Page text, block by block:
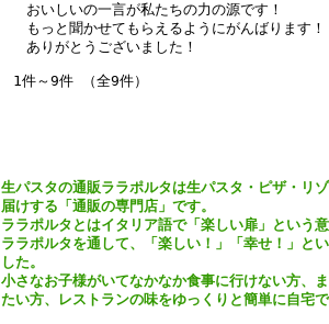
おいしいの一言が私たちの力の源です！
もっと聞かせてもらえるようにがんばります！
ありがとうございました！
1件～9件 （全9件）
生パスタの通販ララポルタは生パスタ・ピザ・リ
届けする「通販の専門店」です。
ララポルタとはイタリア語で「楽しい扉」という意
ララポルタを通して、「楽しい！」「幸せ！」と
した。
小さなお子様がいてなかなか食事に行けない方、
たい方、レストランの味をゆっくりと簡単に自宅